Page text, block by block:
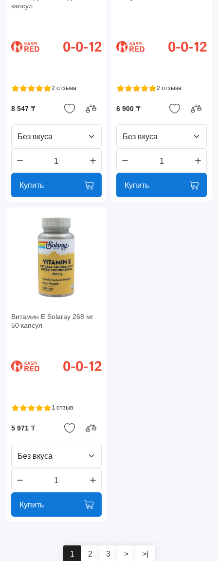
капсул
2 отзыва
8 547 ₸
Без вкуса
Купить
2 отзыва
6 900 ₸
Без вкуса
Купить
Витамин Е Solaray 268 мг
50 капсул
1 отзыв
5 971 ₸
Без вкуса
Купить
1 2 3 >
>|